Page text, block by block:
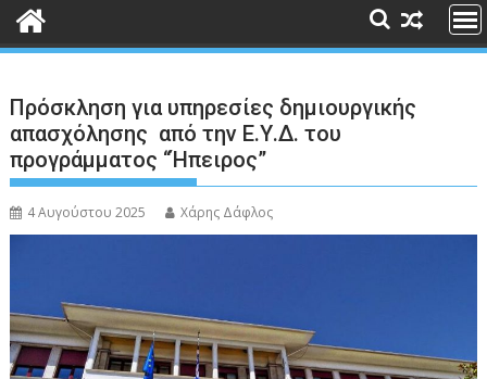
Πρόσκληση για υπηρεσίες δημιουργικής
απασχόλησης από την Ε.Υ.Δ. του
προγράμματος “Ήπειρος”
4 Αυγούστου 2025 Χάρης Δάφλος